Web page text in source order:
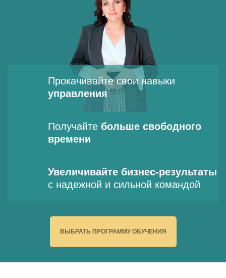
Прокачивайте свои навыки
управления
Получайте больше свободного
времени
Увеличивайте бизнес-результаты
с надежной и сильной командой
ВЫБРАТЬ ПРОГРАММУ ОБУЧЕНИЯ